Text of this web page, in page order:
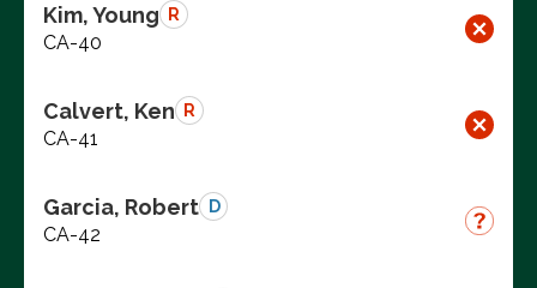
Kim, Young R
CA-40
Calvert, Ken R
CA-41
Garcia, Robert D
CA-42